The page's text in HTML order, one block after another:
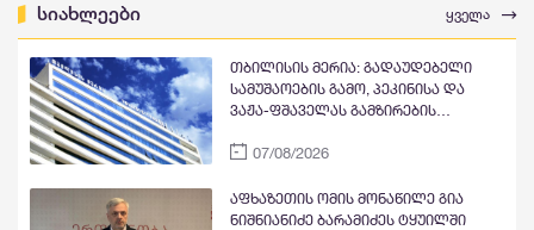
სიახლეები ყველა
თბილისის მერია: გადაუდებელი
სამუშაოების გამო, პეკინისა და
ვაჟა-ფშაველას გამზირების
მიმართულებით მოძრაობა
07/08/2026
აფხაზეთის ომის მონაწილე გია
ნიშნიანიძე ბარამიძეს ტყუილში